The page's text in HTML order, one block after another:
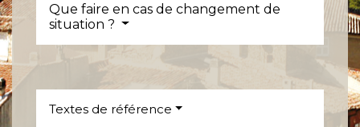
Que faire en cas de changement de
situation ?
Textes de référence